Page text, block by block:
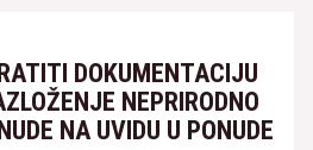
DOKUMENTACIJU
NEPRIRODNO
NA UVIDU U PONUDE